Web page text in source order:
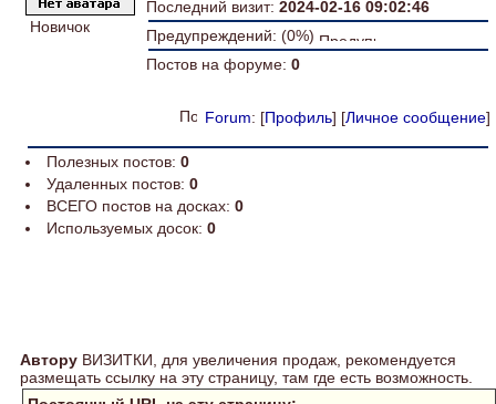
Новичок
Последний визит: 2024-02-16 09:02:46
Предупреждений: (0%)
Постов на форуме: 0
Forum: [Профиль] [Личное сообщение]
Полезных постов: 0
Удаленных постов: 0
ВСЕГО постов на досках: 0
Используемых досок: 0
Автору ВИЗИТКИ, для увеличения продаж, рекомендуется
размещать ссылку на эту страницу, там где есть возможность.